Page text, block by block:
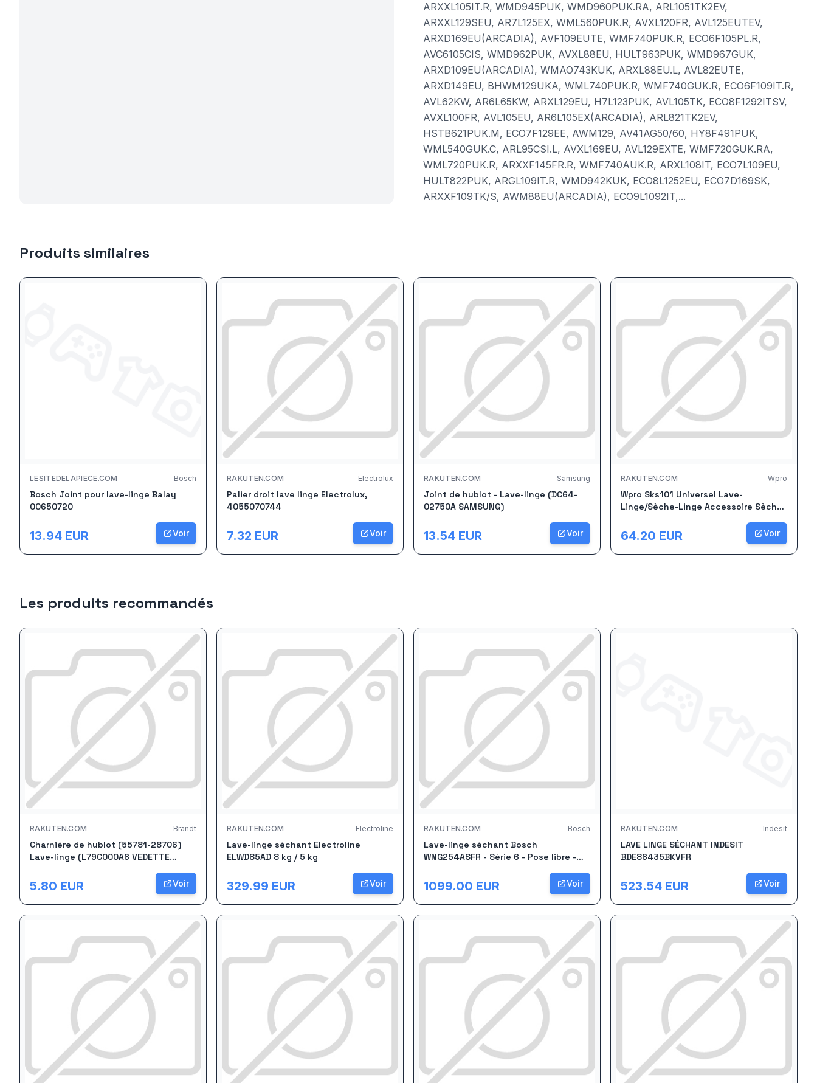
ARXXL105IT.R, WMD945PUK, WMD960PUK.RA, ARL1051TK2EV,
ARXXL129SEU, AR7L125EX, WML560PUK.R, AVXL120FR, AVL125EUTEV,
ARXD169EU(ARCADIA), AVF109EUTE, WMF740PUK.R, ECO6F105PL.R,
AVC6105CIS, WMD962PUK, AVXL88EU, HULT963PUK, WMD967GUK,
ARXD109EU(ARCADIA), WMAO743KUK, ARXL88EU.L, AVL82EUTE,
ARXD149EU, BHWM129UKA, WML740PUK.R, WMF740GUK.R, ECO6F109IT.R,
AVL62KW, AR6L65KW, ARXL129EU, H7L123PUK, AVL105TK, ECO8F1292ITSV,
AVXL100FR, AVL105EU, AR6L105EX(ARCADIA), ARL821TK2EV,
HSTB621PUK.M, ECO7F129EE, AWM129, AV41AG50/60, HY8F491PUK,
WML540GUK.C, ARL95CSI.L, AVXL169EU, AVL129EXTE, WMF720GUK.RA,
WML720PUK.R, ARXXF145FR.R, WMF740AUK.R, ARXL108IT, ECO7L109EU,
HULT822PUK, ARGL109IT.R, WMD942KUK, ECO8L1252EU, ECO7D169SK,
ARXXF109TK/S, AWM88EU(ARCADIA), ECO9L1092IT,...
Produits similaires
LESITEDELAPIECE.COM Bosch
Bosch Joint pour lave-linge Balay
00650720
13.94 EUR Voir
RAKUTEN.COM Electrolux
Palier droit lave linge Electrolux,
4055070744
7.32 EUR Voir
RAKUTEN.COM Samsung
Joint de hublot - Lave-linge (DC64-
02750A SAMSUNG)
13.54 EUR Voir
RAKUTEN.COM Wpro
Wpro Sks101 Universel Lave-
Linge/Sèche-Linge Accessoire Sèche-
64.20 EUR Voir
Les produits recommandés
RAKUTEN.COM Brandt
Charnière de hublot (55781-28706)
Lave-linge (L79C000A6 VEDETTE
5.80 EUR Voir
RAKUTEN.COM Electroline
Lave-linge séchant Electroline
ELWD85AD 8 kg / 5 kg
329.99 EUR Voir
RAKUTEN.COM Bosch
Lave-linge séchant Bosch
WNG254ASFR - Série 6 - Pose libre -
1099.00 EUR Voir
RAKUTEN.COM Indesit
LAVE LINGE SÉCHANT INDESIT
BDE86435BKVFR
523.54 EUR Voir